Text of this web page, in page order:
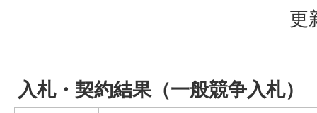
更
入札・契約結果（一般競争入札）